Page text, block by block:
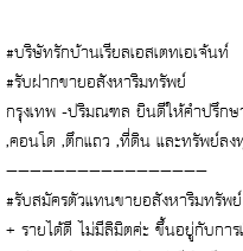
#บริษัทรักบ้านเรียลเอสเตทเอเจ้นท์
#รับฝากขายอสังหาริมทรัพย์
กรุงเทพ -ปริมณฑล ยินดีให้คำปรึก
,คอนโด ,ตึกแถว ,ที่ดิน และทรัพย์ล
—————————————————
#รับสมัครตัวแทนขายอสังหาริมทรัพย์
+ รายได้ดี ไม่มีลิมิตค่ะ ขึ้นอยู่กับกา